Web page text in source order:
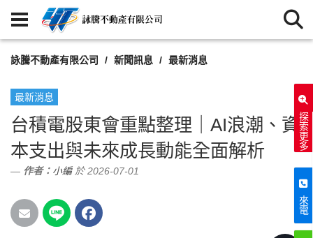
探索更多
來電
詠騰不動產有限公司 新聞訊息 最新消息
最新消息
台積電股東會重點整理｜AI浪潮、資
本支出與未來成長動能全面解析
作者： 小編於 2026-07-01